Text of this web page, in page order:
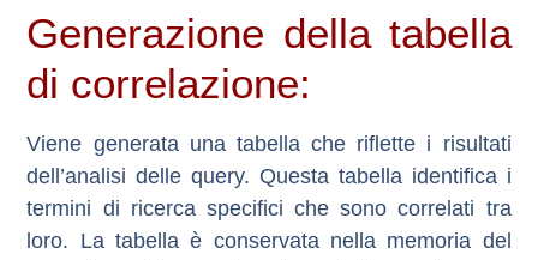
Generazione della tabella
di correlazione:
Viene generata una tabella che riflette i risultati
dell’analisi delle query. Questa tabella identifica i
termini di ricerca specifici che sono correlati tra
loro. La tabella è conservata nella memoria del